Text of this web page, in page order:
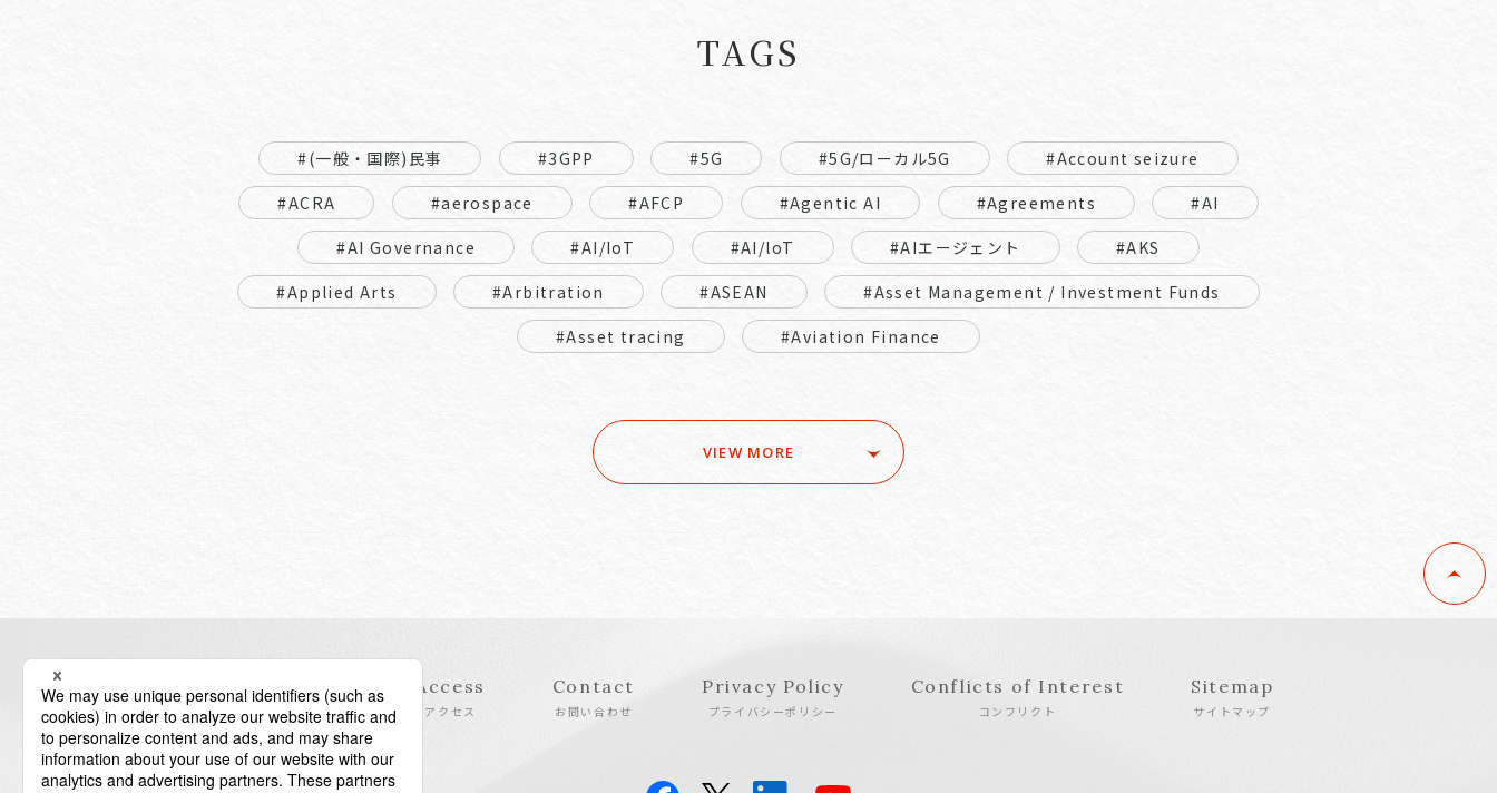
TAGS
#(一般・国際)民事 #3GPP #5G #5G/ローカル5G
#Account seizure
#ACRA
#aerospace #AFCP #Agentic AI #Agreements
#AI
#AI Governance
#AI/IoT #AI/loT #AIエージェント
#AKS
#Applied Arts
#Arbitration #ASEAN
#Asset Management / Investment Funds
#Asset tracing
#Aviation Finance
VIEW MORE
Information
インフォメーション
Access
アクセス
Contact
お問い合わせ
Privacy Policy
プライバシーポリシー
Conflicts of Interest
コンフリクト
Sitemap
サイトマップ